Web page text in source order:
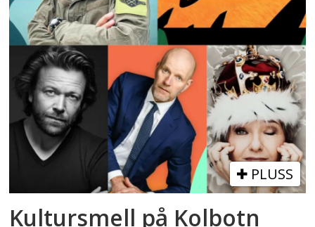
PLUSS
Kultursmell på Kolbotn